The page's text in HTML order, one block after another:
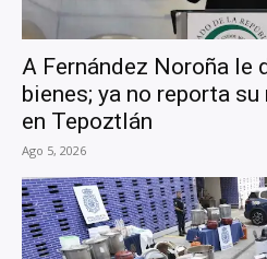
A Fernández Noroña le
bienes; ya no reporta
en Tepoztlán
Ago 5, 2026